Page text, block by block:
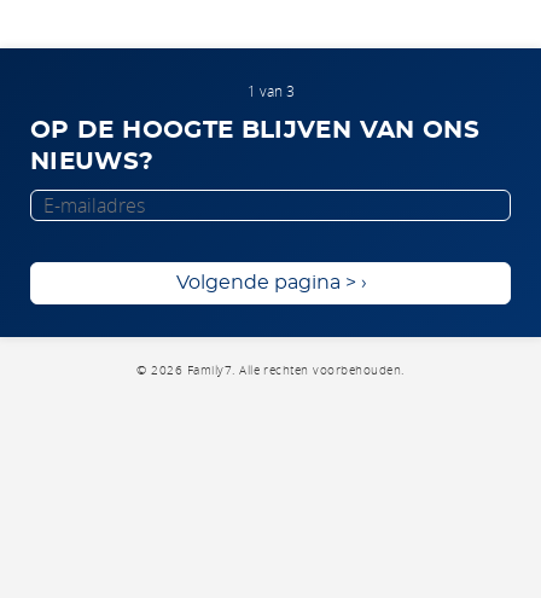
1 van 3
OP DE HOOGTE BLIJVEN VAN ONS
NIEUWS?
Volgende pagina >
© 2026 Family7. Alle rechten voorbehouden.